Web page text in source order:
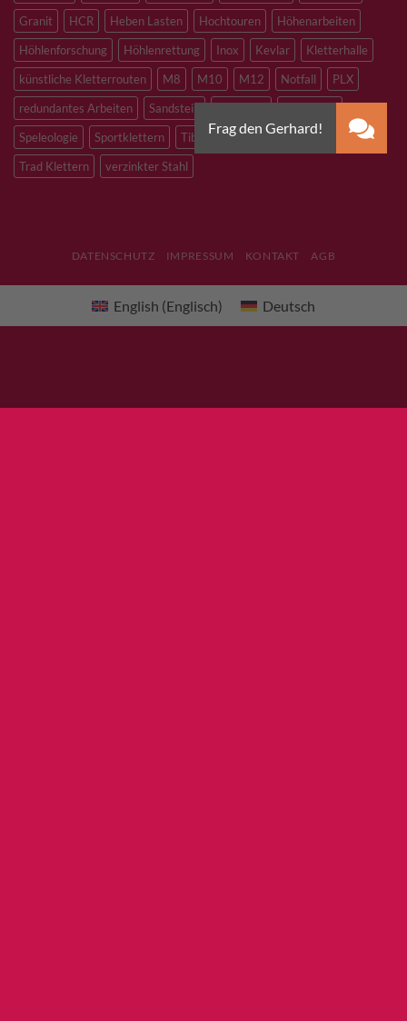
Granit
HCR Heben Lasten Hochtouren
Höhenarbeiten
Höhlenforschung
Höhlenrettung Inox Kevlar
Kletterhalle
künstliche Kletterrouten
M8 M10 M12 Notfall
PLX
redundantes Arbeiten
Sandstein
Speleologie
Sportklettern Tibetan Bridge
Titan
Trad Klettern
verzinkter Stahl
DATENSCHUTZ IMPRESSUM KONTAKT AGB
English (Englisch) Deutsch